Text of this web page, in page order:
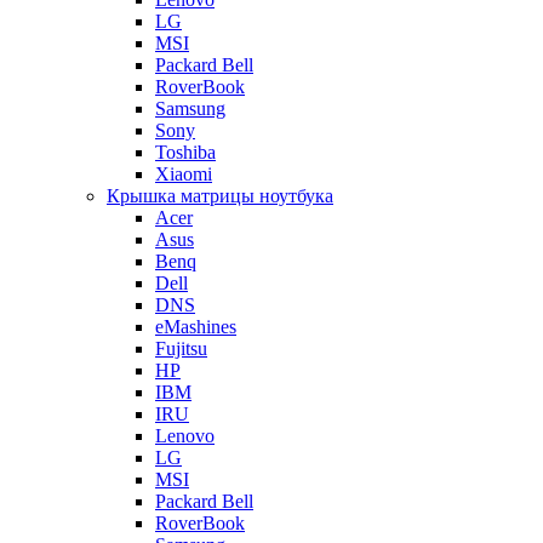
LG
MSI
Packard Bell
RoverBook
Samsung
Sony
Toshiba
Xiaomi
Крышка матрицы ноутбука
Acer
Asus
Benq
Dell
DNS
eMashines
Fujitsu
HP
IBM
IRU
Lenovo
LG
MSI
Packard Bell
RoverBook